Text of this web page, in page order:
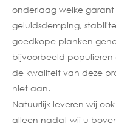
onderlaag welke
geluidsdemping,
goedkope planken
bijvoorbeeld
de kwaliteit van deze
niet aan.
Natuurlijk leveren wij
alleen nadat wij u